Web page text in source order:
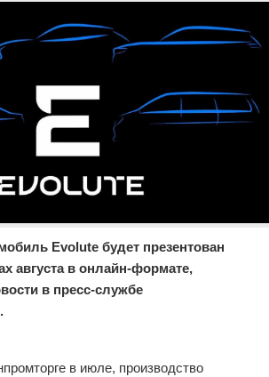
Evolute будет презентован
августа в онлайн-формате,
в пресс-службе
в июле, производство